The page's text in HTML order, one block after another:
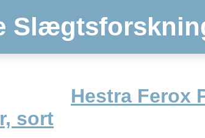
Hestra Ferox
sort